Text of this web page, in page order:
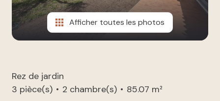
Afficher toutes les photos
Rez de jardin
3 pièce(s)
2 chambre(s)
85.07 m²